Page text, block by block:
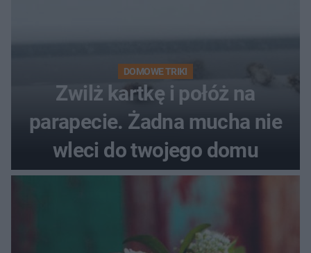
DOMOWE TRIKI
Zwilż kartkę i połóż na
parapecie. Żadna mucha nie
wleci do twojego domu